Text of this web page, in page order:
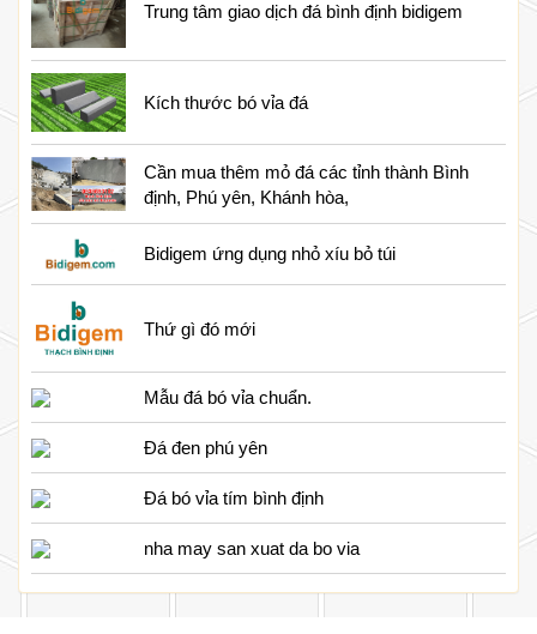
Trung tâm giao dịch đá bình định bidigem
Kích thước bó vỉa đá
Cần mua thêm mỏ đá các tỉnh thành Bình
định, Phú yên, Khánh hòa,
Bidigem ứng dụng nhỏ xíu bỏ túi
Thứ gì đó mới
Mẫu đá bó vỉa chuẩn.
Đá đen phú yên
Đá bó vỉa tím bình định
nha may san xuat da bo via